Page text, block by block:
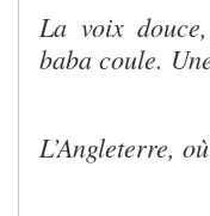
La voix
baba coule.
L’Angleterre,